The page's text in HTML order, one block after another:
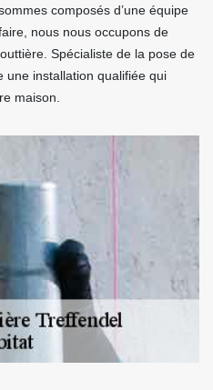
composés d’une équipe
nous nous occupons de
Spécialiste de la pose de
une installation qualifiée qui
maison.